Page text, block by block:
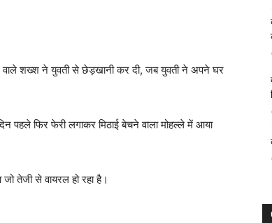
वाले शख्श ने युवती से छेड़खानी कर दी, जब युवती ने अपने घर
पहले फिर फेरी लगाकर मिठाई बेचने वाला मोहल्ले में आया
तेजी से वायरल हो रहा है।